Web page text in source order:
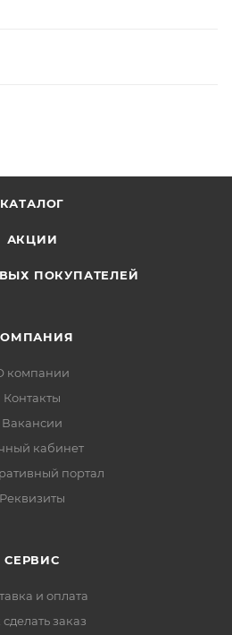
КАТАЛОГ
АКЦИИ
ПОКУПАТЕЛЕЙ
компании
Контакты
Вакансии
кабинет
портал
Реквизиты
СЕРВИС
и оплата
сделать заказ